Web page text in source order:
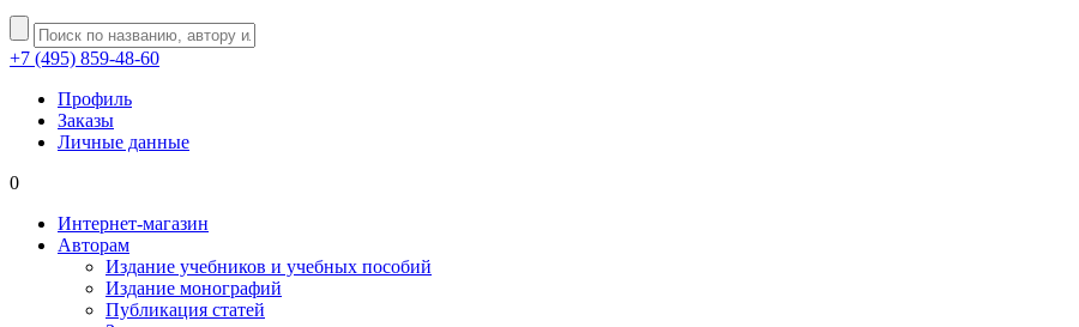
+7 (495) 859-48-60
Профиль
Заказы
Личные данные
0
Интернет-магазин
Авторам
Издание учебников и учебных пособий
Издание монографий
Публикация статей